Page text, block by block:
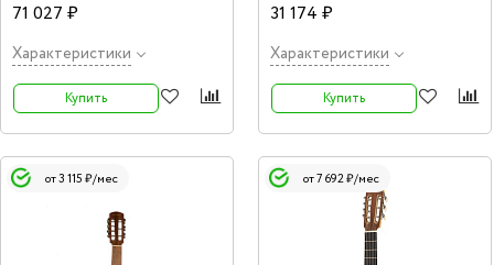
71 027 ₽
Характеристики
Купить
31 174 ₽
Характеристики
Купить
от 3 115 ₽/мес от 7 692 ₽/мес